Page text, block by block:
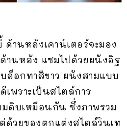
านหลังเคาน์เตอร์จะมอง
านหลัง แซมไปด้วยผนังอิฐ
ล็อกทาสีขาว ผนังสามแบบ
เพราะเป็นสไตล์การ
ดิบเหมือนกัน ซึ่งภาพรวม
ด้วยของตกแต่งสไตล์วินเท